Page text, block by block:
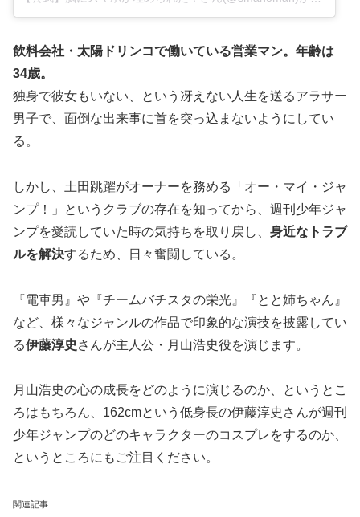
飲料会社・太陽ドリンコで働いている営業マン。年齢は
34歳。
独身で彼女もいない、という冴えない人生を送るアラサー
男子で、面倒な出来事に首を突っ込まないようにしてい
る。
しかし、土田跳躍がオーナーを務める「オー・マイ・ジャ
ンプ！」というクラブの存在を知ってから、週刊少年ジャ
ンプを愛読していた時の気持ちを取り戻し、 身近なトラブ
ルを解決するため、日々奮闘している。
『電車男』や『チームバチスタの栄光』『とと姉ちゃん』
など、様々なジャンルの作品で印象的な演技を披露してい
る伊藤淳史 さんが主人公・月山浩史役を演じます。
月山浩史の心の成長をどのように演じるのか、というとこ
ろはもちろん、162cmという低身長の伊藤淳史さんが週刊
少年ジャンプのどのキャラクターのコスプレをするのか、
というところにもご注目ください。
関連記事